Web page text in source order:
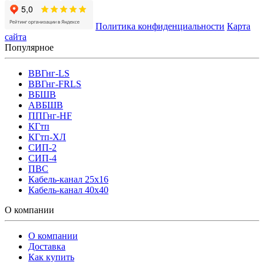
Политика конфиденциальности Карта
сайта
Популярное
ВВГнг-LS
ВВГнг-FRLS
ВБШВ
АВБШВ
ППГнг-HF
КГтп
КГтп-ХЛ
СИП-2
СИП-4
ПВС
Кабель-канал 25х16
Кабель-канал 40х40
О компании
О компании
Доставка
Как купить